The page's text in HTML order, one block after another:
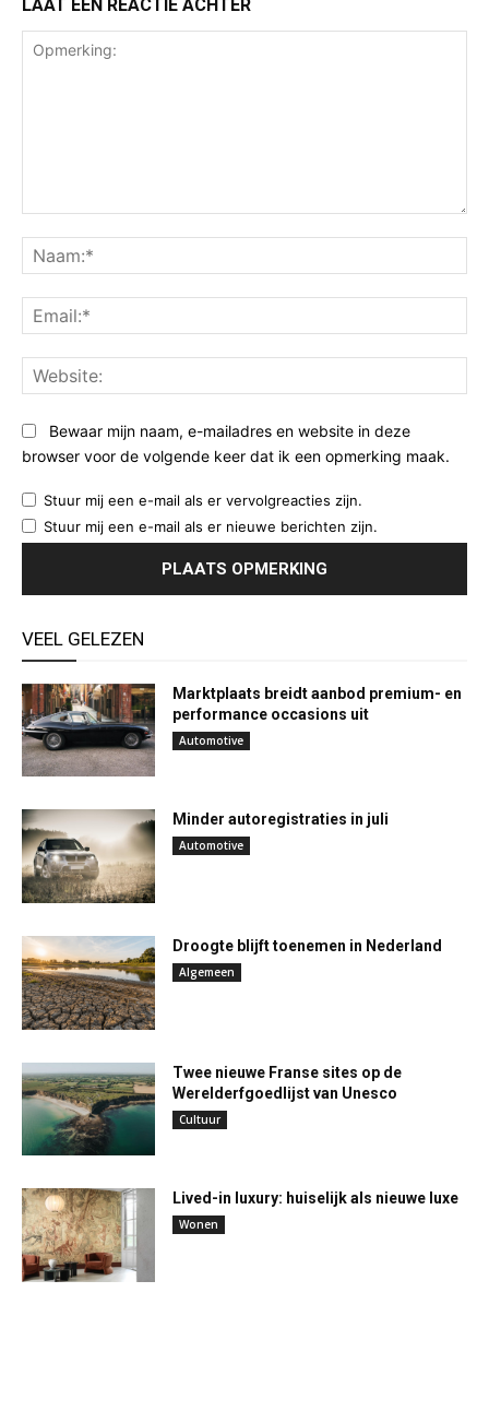
LAAT EEN REACTIE ACHTER
Bewaar mijn naam, e-mailadres en website in deze
browser voor de volgende keer dat ik een opmerking maak.
Stuur mij een e-mail als er vervolgreacties zijn.
Stuur mij een e-mail als er nieuwe berichten zijn.
VEEL GELEZEN
Marktplaats breidt aanbod premium- en
performance occasions uit
Automotive
Minder autoregistraties in juli
Automotive
Droogte blijft toenemen in Nederland
Algemeen
Twee nieuwe Franse sites op de
Werelderfgoedlijst van Unesco
Cultuur
Lived-in luxury: huiselijk als nieuwe luxe
Wonen